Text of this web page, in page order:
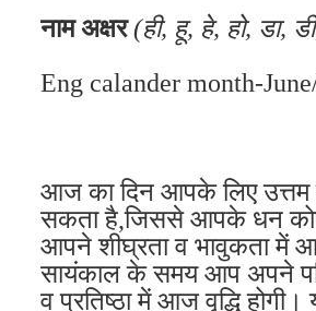
नाम अक्षर(ही, हू, हे, हो, डा,
Eng calander month-
आज का दिन आपके लिए उत्तम
सकता है,जिससे आपके धन कोष
आपने शीघ्रता व भावुकता में
सायंकाल के समय आप अपने
व प्रतिष्ठा में आज वृद्धि